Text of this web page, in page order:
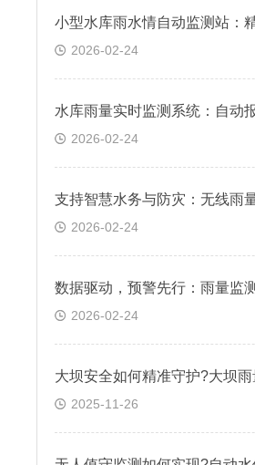
2026-02-24
2026-02-24
2026-02-24
2026-02-24
2025-11-26